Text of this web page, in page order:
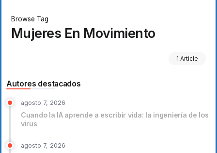
Browse Tag
Mujeres En Movimiento
1 Article
Autores destacados
agosto 7, 2026
Cuando la IA aprende a escribir vida: la ingeniería de los
virus
agosto 7, 2026